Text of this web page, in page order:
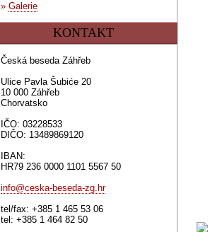
» Galerie
KONTAKT
Česká beseda Záhřeb
Ulice Pavla Šubiće 20
10 000 Záhřeb
Chorvatsko
IČO: 03228533
DIČO: 13489869120
IBAN:
HR79 236 0000 1101 5567 50
info@ceska-beseda-zg.hr
tel/fax: +385 1 465 53 06
tel: +385 1 464 82 50